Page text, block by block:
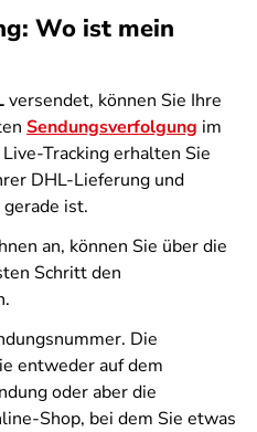
Wo ist mein
versendet, können Sie Ihre
Sendungsverfolgung im
Tracking erhalten Sie
DHL-Lieferung und
ist.
an, können Sie über die
Schritt den
Die
entweder auf dem
oder aber die
Shop, bei dem Sie etwas